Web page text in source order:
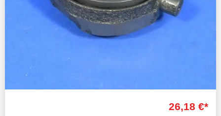
26,18 €*